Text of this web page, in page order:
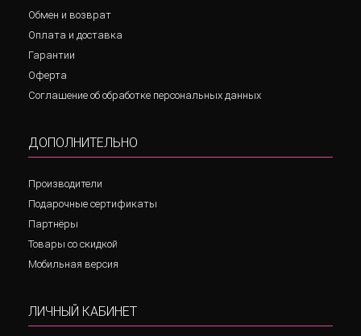
Обмен и возврат
Оплата и доставка
Гарантии
Оферта
Соглашение об обработке персональных данных
ДОПОЛНИТЕЛЬНО
Производители
Подарочные сертификаты
Партнёры
Товары со скидкой
Мобильная версия
ЛИЧНЫЙ КАБИНЕТ